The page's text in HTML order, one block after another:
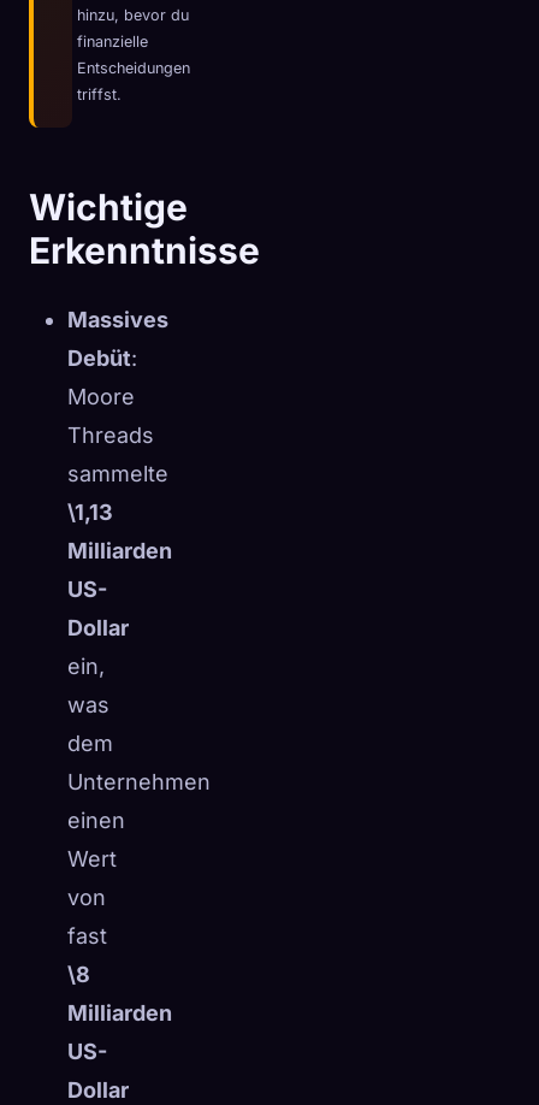
hinzu, bevor du
finanzielle
Entscheidungen
triffst.
Wichtige
Erkenntnisse
Massives
Debüt:
Moore
Threads
sammelte
\1,13
Milliarden
US-
Dollar
ein,
was
dem
Unternehmen
einen
Wert
von
fast
\8
Milliarden
US-
Dollar
Kollektion
☁️ Speichere deine Sammlung auf allen Geräten
0 12